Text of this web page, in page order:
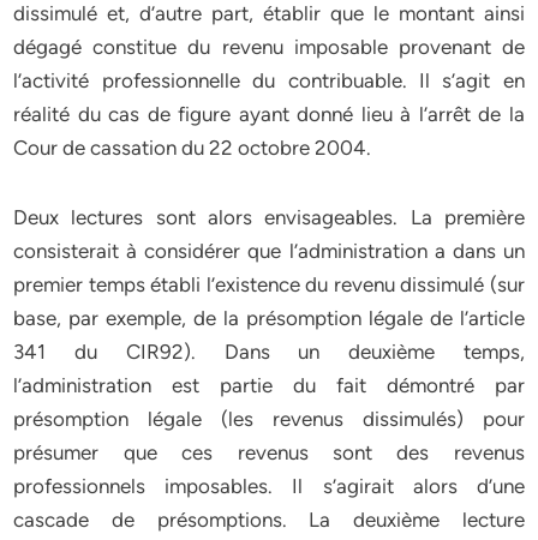
dissimulé et, d’autre part, établir que le montant ainsi
dégagé constitue du revenu imposable provenant de
l’activité professionnelle du contribuable. Il s’agit en
réalité du cas de figure ayant donné lieu à l’arrêt de la
Cour de cassation du 22 octobre 2004.
Deux lectures sont alors envisageables. La première
consisterait à considérer que l’administration a dans un
premier temps établi l’existence du revenu dissimulé (sur
base, par exemple, de la présomption légale de l’article
341 du CIR92). Dans un deuxième temps,
l’administration est partie du fait démontré par
présomption légale (les revenus dissimulés) pour
présumer que ces revenus sont des revenus
professionnels imposables. Il s’agirait alors d’une
cascade de présomptions. La deuxième lecture